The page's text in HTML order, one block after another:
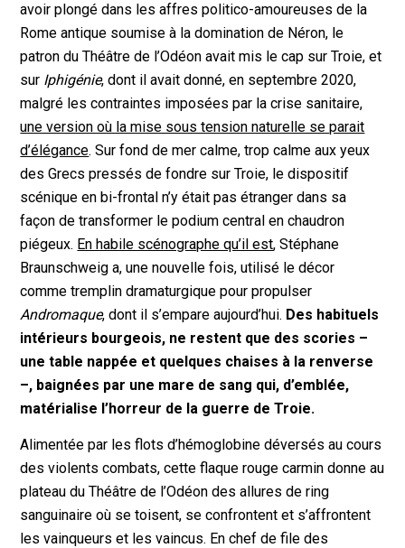
avoir plongé dans les affres politico-amoureuses de la
Rome antique soumise à la domination de Néron, le
patron du Théâtre de l’Odéon avait mis le cap sur Troie, et
sur Iphigénie, dont il avait donné, en septembre 2020,
malgré les contraintes imposées par la crise sanitaire,
une version où la mise sous tension naturelle se parait
d’élégance. Sur fond de mer calme, trop calme aux yeux
des Grecs pressés de fondre sur Troie, le dispositif
scénique en bi-frontal n’y était pas étranger dans sa
façon de transformer le podium central en chaudron
piégeux. En habile scénographe qu’il est, Stéphane
Braunschweig a, une nouvelle fois, utilisé le décor
comme tremplin dramaturgique pour propulser
Andromaque, dont il s’empare aujourd’hui. Des habituels
intérieurs bourgeois, ne restent que des scories –
une table nappée et quelques chaises à la renverse
–, baignées par une mare de sang qui, d’emblée,
matérialise l’horreur de la guerre de Troie.
Alimentée par les flots d’hémoglobine déversés au cours
des violents combats, cette flaque rouge carmin donne au
plateau du Théâtre de l’Odéon des allures de ring
sanguinaire où se toisent, se confrontent et s’affrontent
les vainqueurs et les vaincus. En chef de file des